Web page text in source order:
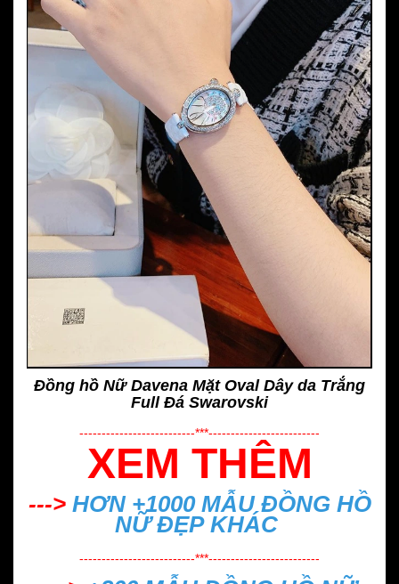
Đồng hồ Nữ Davena Mặt Oval Dây da Trắng
Full Đá Swarovski
--------------------------***-------------------------
XEM THÊM
--->HƠN +1000 MẪUĐỒNG HỒ
NỮ ĐẸPKHÁC
--------------------------***-------------------------